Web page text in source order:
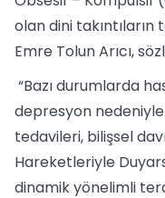
olan dini
Emre Tolun Arıcı,
“Bazı durumlarda
depresyon
tedavileri, bilişsel
Hareketleriyle
dinamik yönelimli